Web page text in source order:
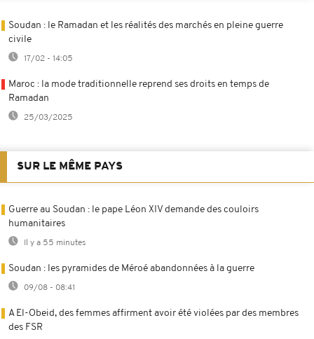
Soudan : le Ramadan et les réalités des marchés en pleine guerre
civile
17/02 - 14:05
Maroc : la mode traditionnelle reprend ses droits en temps de
Ramadan
25/03/2025
SUR LE MÊME PAYS
Guerre au Soudan : le pape Léon XIV demande des couloirs
humanitaires
Il y a 55 minutes
Soudan : les pyramides de Méroé abandonnées à la guerre
09/08 - 08:41
A El-Obeid, des femmes affirment avoir été violées par des membres
des FSR